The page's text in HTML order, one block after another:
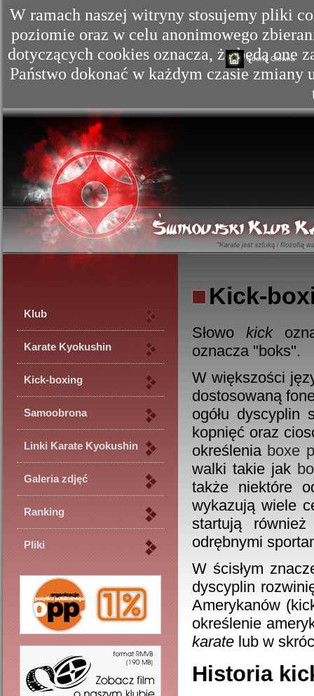
W ramach naszej witryny stosujemy pliki
poziomie oraz w celu anonimowego
dotyczących cookies oznacza, że będą one
Państwo dokonać w każdym czasie
Strona Główna
Klub
Karate Kyokushin
Kick-boxing
Samoobrona
Linki Karate Kyokushin
Galeria zdjęć
Ranking
Pliki
Kick-
Słowo kick
oznacza "boks".
W większości
dostosowaną
ogółu dyscyplin
kopnięć oraz
określenia boxe
walki takie jak
także niektóre
wykazują wiele
startują
odrębnymi
W ścisłym
dyscyplin
Amerykanów
określenie
karate lub w
Historia